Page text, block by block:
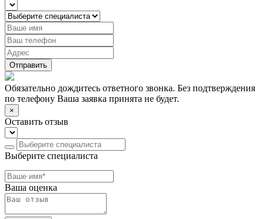
Отправить
Обязательно дождитесь ответного звонка. Без подтверждения
по телефону Ваша заявка принята не будет.
×
Оставить отзыв
Выберите специалиста
Ваша оценка